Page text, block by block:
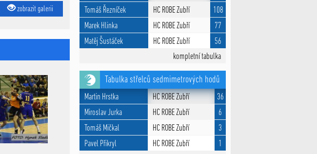
zobrazit galerii
Tomáš Řezníček
HC ROBE Zubří
108
Marek Hlinka
HC ROBE Zubří
77
Matěj Šustáček
HC ROBE Zubří
56
kompletní tabulka
Tabulka střelců sedmimetrových hodů
Martin Hrstka HC ROBE Zubří
36
Miroslav Jurka
HC ROBE Zubří
6
Tomáš Mičkal
HC ROBE Zubří
3
Pavel Přikryl
HC ROBE Zubří
1